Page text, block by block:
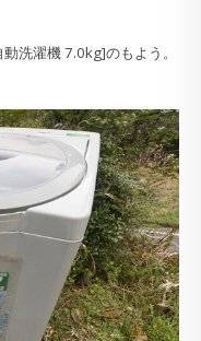
洗濯機 7.0kg]のもよう。